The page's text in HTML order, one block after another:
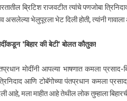
ब्रिटिश राजवटीत त्यांचे पणजोबा
असलेल्या भेलुपूरला भेट दिली होती, त्यांनी
'बिहार की बेटी' बोलत कौतुक!
मोदींनी आपल्या भाषणात कमला
आणि टोबॅगोच्या पंतप्रधान कमला
आहे, मला माहीत आहे तेथील लोक तुम्हाला